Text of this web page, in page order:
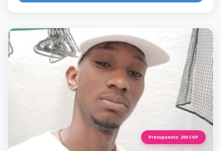
Presupuesto: 200COP